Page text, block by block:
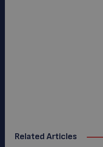
Related Articles